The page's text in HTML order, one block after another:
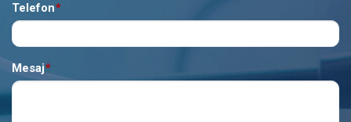
*
Telefon
*
Mesaj